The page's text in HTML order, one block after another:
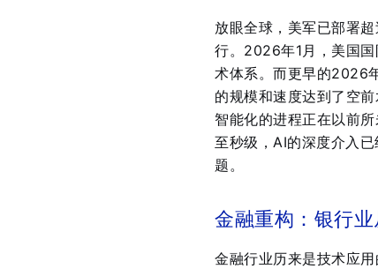
放眼全球，美军已部署
行。2026年1月，美国
术体系 。而更早的2026
的规模和速度达到了空
智能化的进程正在以前
至秒级，AI的深度介入
题。
金融重构：银行业
金融行业历来是技术应